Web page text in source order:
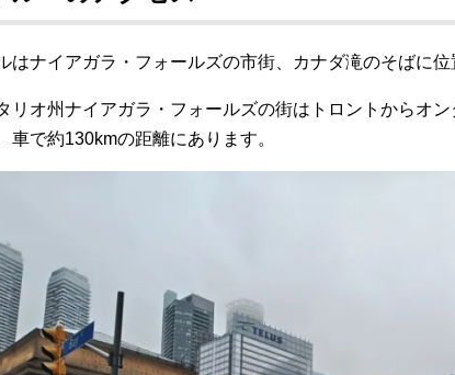
はナイアガラ・フォールズの市街、カナダ滝のそばに位
リオ州ナイアガラ・フォールズの街はトロントからオ
車で約130kmの距離にあります。